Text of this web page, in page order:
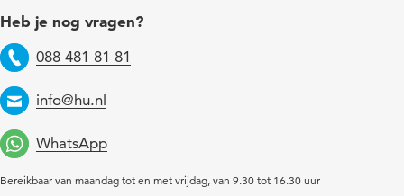
Heb je nog vragen?
Telefoon
088 481 81 81
Email
info@hu.nl
WhatsApp
Bereikbaar van maandag tot en met vrijdag, van 9.30 tot 16.30 uur